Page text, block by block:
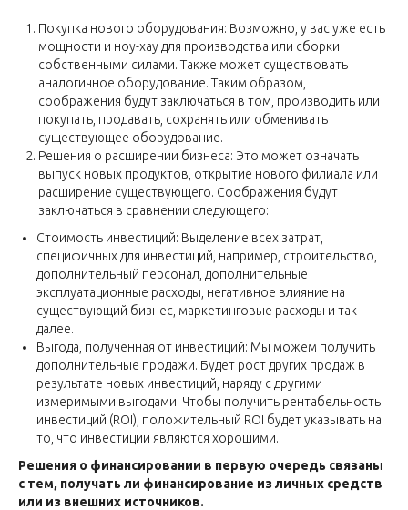
Покупка нового оборудования: Возможно, у вас уже есть
мощности и ноу-хау для производства или сборки
собственными силами. Также может существовать
аналогичное оборудование. Таким образом,
соображения будут заключаться в том, производить или
покупать, продавать, сохранять или обменивать
существующее оборудование.
Решения о расширении бизнеса: Это может означать
выпуск новых продуктов, открытие нового филиала или
расширение существующего. Соображения будут
заключаться в сравнении следующего:
Стоимость инвестиций: Выделение всех затрат,
специфичных для инвестиций, например, строительство,
дополнительный персонал, дополнительные
эксплуатационные расходы, негативное влияние на
существующий бизнес, маркетинговые расходы и так
далее.
Выгода, полученная от инвестиций: Мы можем получить
дополнительные продажи. Будет рост других продаж в
результате новых инвестиций, наряду с другими
измеримыми выгодами. Чтобы получить рентабельность
инвестиций (ROI), положительный ROI будет указывать на
то, что инвестиции являются хорошими.
Решения о финансировании в первую очередь связаны
с тем, получать ли финансирование из личных средств
или из внешних источников.